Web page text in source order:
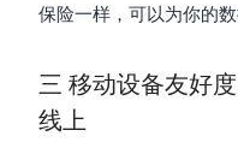
保险一样，可以为你的数
三 移动设备友好
线上